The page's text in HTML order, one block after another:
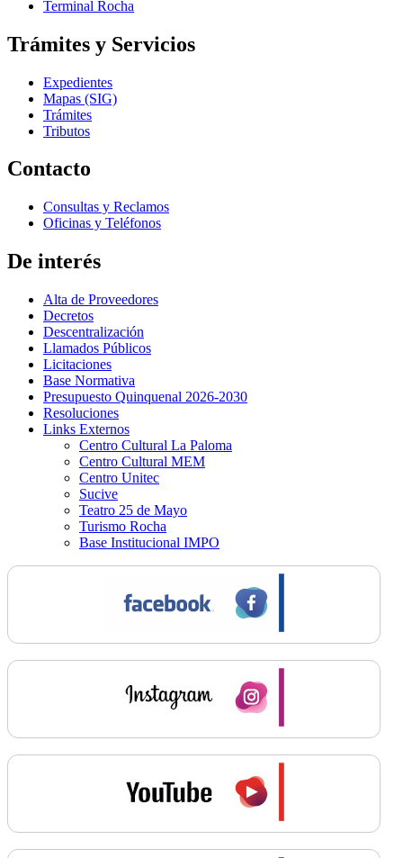
Terminal Rocha
Trámites y Servicios
Expedientes
Mapas (SIG)
Trámites
Tributos
Contacto
Consultas y Reclamos
Oficinas y Teléfonos
De interés
Alta de Proveedores
Decretos
Descentralización
Llamados Públicos
Licitaciones
Base Normativa
Presupuesto Quinquenal 2026-2030
Resoluciones
Links Externos
Centro Cultural La Paloma
Centro Cultural MEM
Centro Unitec
Sucive
Teatro 25 de Mayo
Turismo Rocha
Base Institucional IMPO